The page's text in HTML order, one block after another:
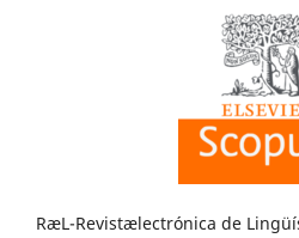
RæL-Revistælectrónica de